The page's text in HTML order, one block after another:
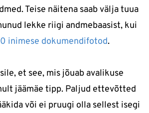
Teise näitena saab välja tuua
lekke riigi andmebaasist, kui
inimese dokumendifotod.
et see, mis jõuab avalikuse
jäämäe tipp. Paljud ettevõtted
või ei pruugi olla sellest isegi